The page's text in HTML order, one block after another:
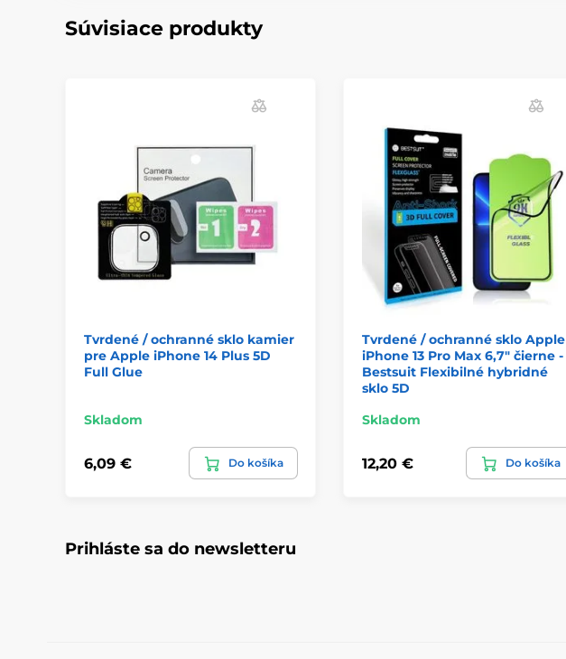
Súvisiace produkty
Tvrdené / ochranné sklo kamier
pre Apple iPhone 14 Plus 5D
Full Glue
Skladom
6,09 € Do košíka
Tvrdené / ochranné sklo Apple
iPhone 13 Pro Max 6,7" čierne -
Bestsuit Flexibilné hybridné
sklo 5D
Skladom
12,20 € Do košíka
Prihláste sa do newsletteru